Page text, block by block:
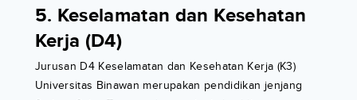
5. Keselamatan dan Kesehatan
Kerja (D4)
Jurusan D4 Keselamatan dan Kesehatan Kerja (K3)
Universitas Binawan merupakan pendidikan jenjang